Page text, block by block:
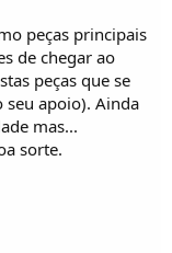
peças principais
de chegar ao
peças que se
apoio). Ainda
mas...
sorte.